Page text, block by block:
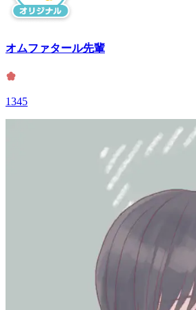
オムファタール先輩
1345